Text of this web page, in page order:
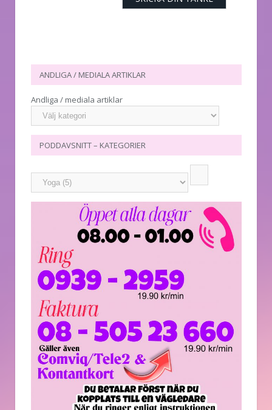
ANDLIGA / MEDIALA ARTIKLAR
Andliga / mediala artiklar
PODDAVSNITT – KATEGORIER